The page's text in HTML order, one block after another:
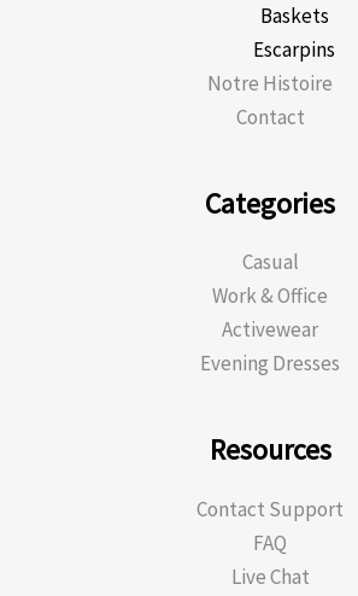
Baskets
Escarpins
Notre Histoire
Contact
Categories
Casual
Work & Office
Activewear
Evening Dresses
Resources
Contact Support
FAQ
Live Chat